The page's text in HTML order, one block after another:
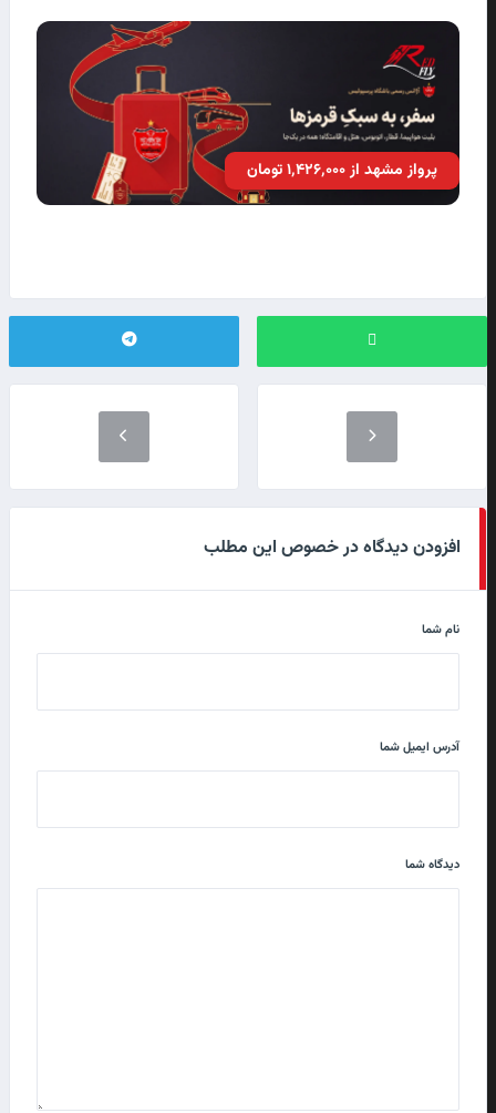
پرواز مشهد از ۱٬۴۲۶٬۰۰۰ تومان
افزودن دیدگاه در خصوص این مطلب
نام شما
آدرس ایمیل شما
دیدگاه شما